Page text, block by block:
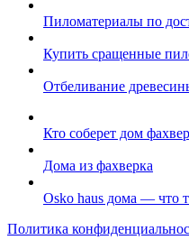
Пиломатериалы по
Купить сращенные
Отбеливание
Кто соберет дом
Дома из фахверка
Osko haus дома — что
Политика